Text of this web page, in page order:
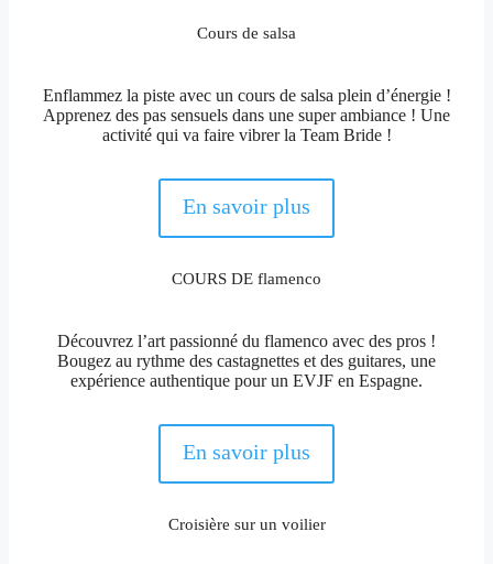
Cours de salsa
Enflammez la piste avec un cours de salsa plein d’énergie !
Apprenez des pas sensuels dans une super ambiance ! Une
activité qui va faire vibrer la Team Bride !
En savoir plus
COURS DE flamenco
Découvrez l’art passionné du flamenco avec des pros !
Bougez au rythme des castagnettes et des guitares, une
expérience authentique pour un EVJF en Espagne.
En savoir plus
Croisière sur un voilier